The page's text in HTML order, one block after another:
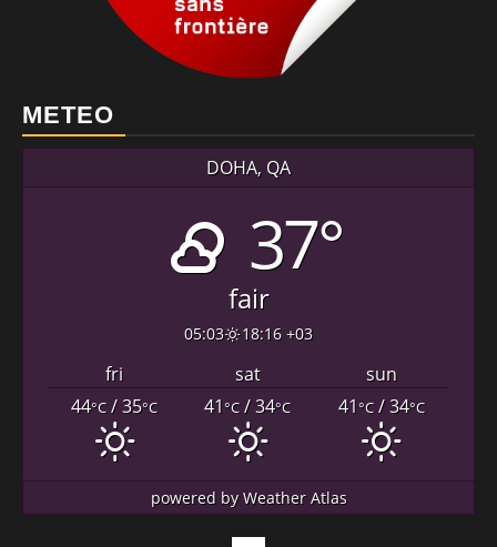
METEO
DOHA, QA
37°
fair
05:03 18:16 +03
fri sat
sun
44°C/ 35°C 41°C/ 34°C 41°C/ 34°C
powered byWeather Atlas